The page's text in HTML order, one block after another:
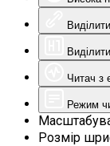
Читач з
Режим
Розмір